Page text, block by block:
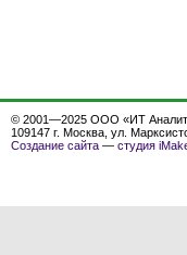
© 2001—2025 ООО «ИТ
109147 г. Москва, ул.
Создание сайта — студия